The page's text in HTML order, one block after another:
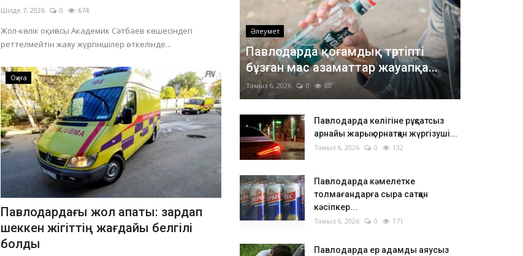
Шілде 7, 2026 0 674
Жол-көлік оқиғасы Академик Сәтбаев көшесіндегі
реттелмейтін жаяу жүргіншілер өткелінде...
Оқиға
Павлодардағы жол апаты: зардап
шеккен жігіттің жағдайы белгілі
болды
Әлеумет
Павлодарда қоғамдық тәртіпті
бұзған мас азаматтар жауапқа...
Тамыз 6, 2026 0 80
Павлодарда көлігіне рұқсатсыз
арнайы жарық орнатқан жүргізуші...
Тамыз 6, 2026 0 132
Павлодарда кәмелетке
толмағандарға сыра сатқан
кәсіпкер...
Тамыз 6, 2026 0 171
Павлодарда ер адамды аяусыз